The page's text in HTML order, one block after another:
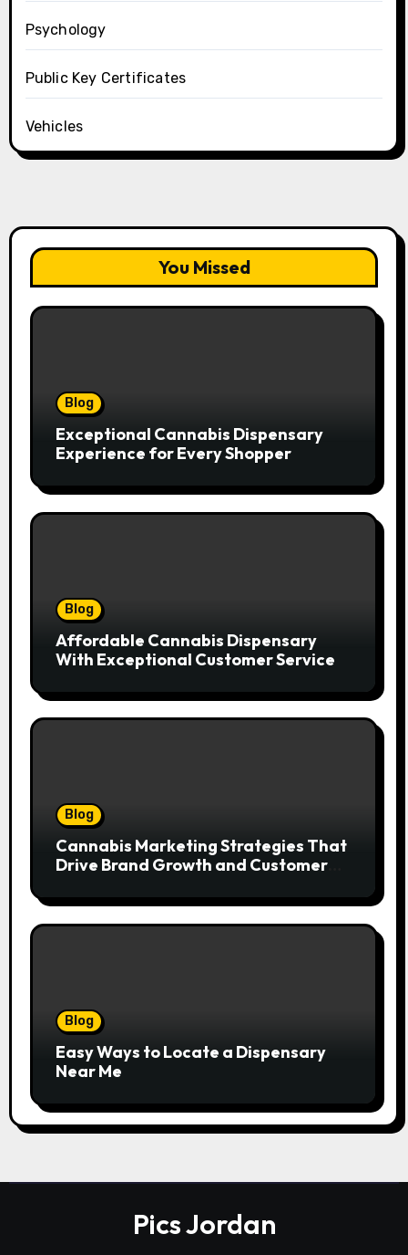
Psychology
Public Key Certificates
Vehicles
You Missed
Blog
Exceptional Cannabis Dispensary
Experience for Every Shopper
Blog
Affordable Cannabis Dispensary
With Exceptional Customer Service
Blog
Cannabis Marketing Strategies That
Drive Brand Growth and Customer
Blog
Easy Ways to Locate a Dispensary
Near Me
Pics Jordan